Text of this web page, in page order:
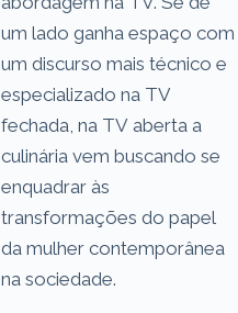
um lado ganha espaço com
um discurso mais técnico e
especializado na TV
fechada, na TV aberta a
culinária vem buscando se
enquadrar às
transformações do papel
da mulher contemporânea
na sociedade.